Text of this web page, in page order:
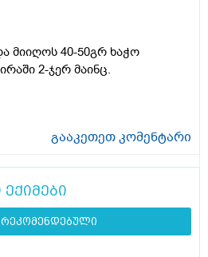
მიიღოს 40-50გრ ხაჭო
2-ჯერ მაინც.
გააკეთეთ კომენტარი